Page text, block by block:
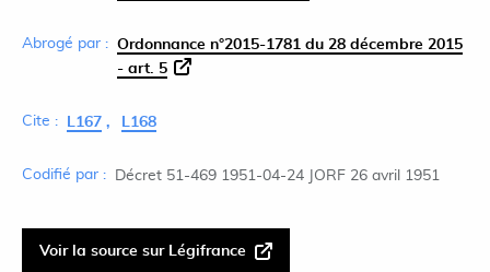
Abrogé par : Ordonnance n°2015-1781 du 28 décembre 2015
- art. 5
Cite : L167 L168
Codifié par : Décret 51-469 1951-04-24 JORF 26 avril 1951
Voir la source sur Légifrance